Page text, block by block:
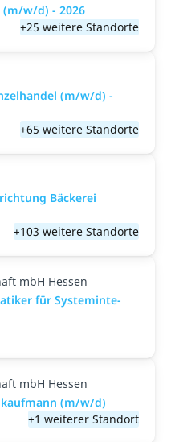
w/d) - 2026
+25 weitere Standorte
(m/w/d) -
+65 weitere Standorte
Bäckerei
+103 weitere Standorte
mbH Hessen
für Sys­tem­in­te­
mbH Hessen
(m/w/d)
+1 weiterer Standort